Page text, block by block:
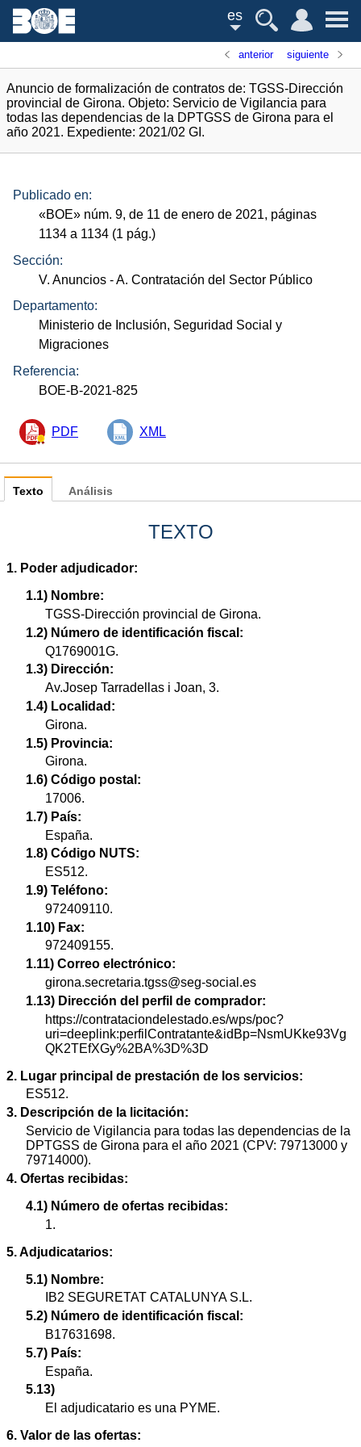
es
anterior siguiente
Anuncio de formalización de contratos de: TGSS-Dirección
provincial de Girona. Objeto: Servicio de Vigilancia para
todas las dependencias de la DPTGSS de Girona para el
año 2021. Expediente: 2021/02 GI.
Publicado en:
«BOE» núm. 9, de 11 de enero de 2021, páginas
1134 a 1134 (1 pág.)
Sección:
V. Anuncios - A. Contratación del Sector Público
Departamento:
Ministerio de Inclusión, Seguridad Social y
Migraciones
Referencia:
BOE-B-2021-825
PDF XML
Texto
TEXTO
1. Poder adjudicador:
1.1) Nombre:
TGSS-Dirección provincial de Girona.
1.2) Número de identificación fiscal:
Q1769001G.
1.3) Dirección:
Av.Josep Tarradellas i Joan, 3.
1.4) Localidad:
Girona.
1.5) Provincia:
Girona.
1.6) Código postal:
17006.
1.7) País:
España.
1.8) Código NUTS:
ES512.
1.9) Teléfono:
972409110.
1.10) Fax:
972409155.
1.11) Correo electrónico:
girona.secretaria.tgss@seg-social.es
1.13) Dirección del perfil de comprador:
https://contrataciondelestado.es/wps/poc?
uri=deeplink:perfilContratante&idBp=NsmUKke93Vg
QK2TEfXGy%2BA%3D%3D
2. Lugar principal de prestación de los servicios:
ES512.
3. Descripción de la licitación:
Servicio de Vigilancia para todas las dependencias de la
DPTGSS de Girona para el año 2021 (CPV: 79713000 y
79714000).
4. Ofertas recibidas:
4.1) Número de ofertas recibidas:
1.
5. Adjudicatarios:
5.1) Nombre:
IB2 SEGURETAT CATALUNYA S.L.
5.2) Número de identificación fiscal:
B17631698.
5.7) País:
España.
5.13)
El adjudicatario es una PYME.
6. Valor de las ofertas:
Análisis